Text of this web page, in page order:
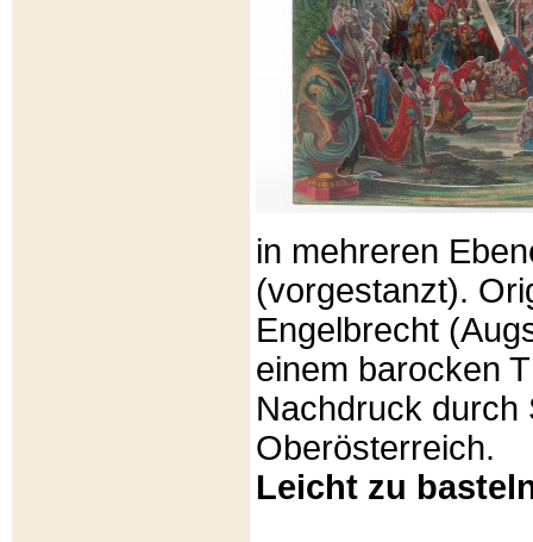
in mehreren
(vorgestanzt).
Engelbrecht
einem barocken
Nachdruck durch
Oberösterreich.
Leicht zu